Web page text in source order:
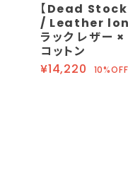
【Dead
/ Leather
ラック レザー
コットン
¥14,220
10%OFF